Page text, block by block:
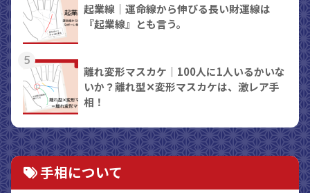
起業線｜運命線から伸びる長い財運線は
『起業線』とも言う。
5
離れ変形マスカケ｜100人に1人いるかいな
いか？離れ型✕変形マスカケは、激レア手
相！
手相について